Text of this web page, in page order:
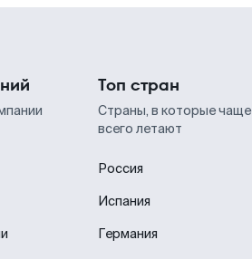
Топ стран
Страны, в которые чаще
всего летают
Россия
Испания
Германия